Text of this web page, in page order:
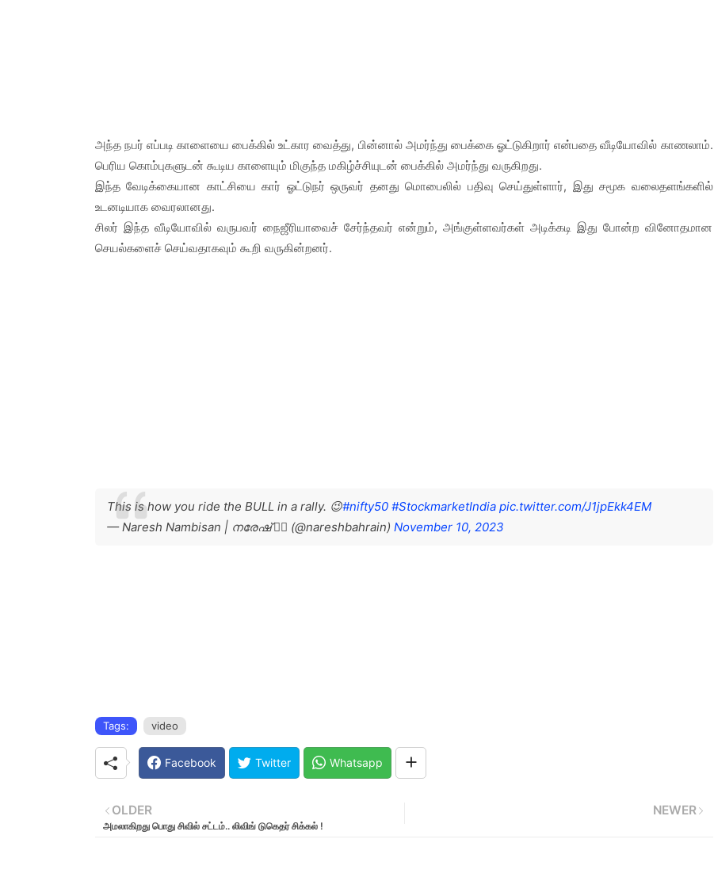
அந்த நபர் எப்படி காளையை பைக்கில் உட்கார வைத்து, பின்னால் அமர்ந்து பைக்கை ஓட்டுகிறார் என்பதை வீடியோவில் காணலாம்.
பெரிய கொம்புகளுடன் கூடிய காளையும் மிகுந்த மகிழ்ச்சியுடன் பைக்கில் அமர்ந்து வருகிறது.
இந்த வேடிக்கையான காட்சியை கார் ஓட்டுநர் ஒருவர் தனது மொபைலில் பதிவு செய்துள்ளார், இது சமூக வலைதளங்களில்
உடனடியாக வைரலானது.
சிலர் இந்த வீடியோவில் வருபவர் நைஜீரியாவைச் சேர்ந்தவர் என்றும், அங்குள்ளவர்கள் அடிக்கடி இது போன்ற வினோதமான
செயல்களைச் செய்வதாகவும் கூறி வருகின்றனர்.
This is how you ride the BULL in a rally. 😉#nifty50 #StockmarketIndia pic.twitter.com/J1jpEkk4EM
— Naresh Nambisan | നരേഷ് 🧘‍♂️ (@nareshbahrain) November 10, 2023
Tags: video
Facebook Twitter Whatsapp
NEWER
OLDER
அமலாகிறது பொது சிவில் சட்டம்.. லிவிங் டுகெதர் சிக்கல் !